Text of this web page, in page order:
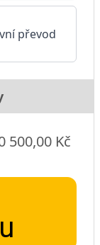
převod
500,00 Kč